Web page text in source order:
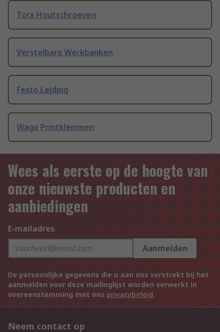
Torx Houtschroeven
Verstelbare Werkbanken
Festo Leiding
Wago Printklemmen
Wees als eerste op de hoogte van
onze nieuwste producten en
aanbiedingen
E-mailadres
Aanmelden
De persoonlijke gegevens die u aan ons verstrekt bij het
aanmelden voor deze mailinglijst worden verwerkt in
overeenstemming met ons privacybeleid.
Neem contact op